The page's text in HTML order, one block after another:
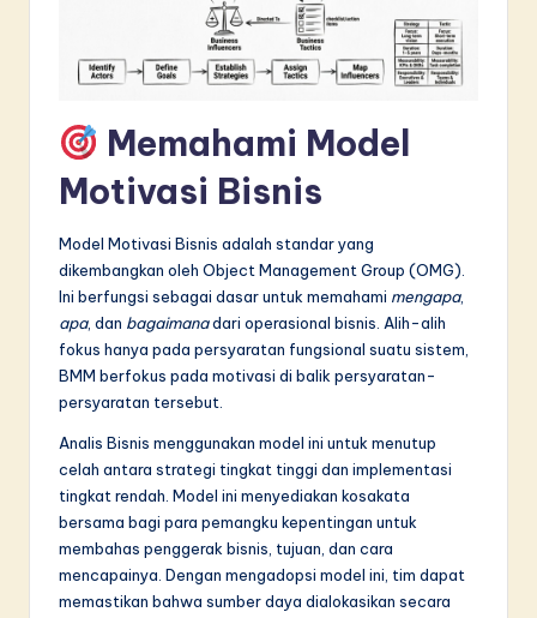
S
o
w
Memahami Model
Motivasi Bisnis
Model Motivasi Bisnis adalah standar yang
dikembangkan oleh Object Management Group (OMG).
Ini berfungsi sebagai dasar untuk memahami mengapa,
apa, dan bagaimanadari operasional bisnis. Alih-alih
fokus hanya pada persyaratan fungsional suatu sistem,
BMM berfokus pada motivasi di balik persyaratan-
persyaratan tersebut.
Analis Bisnis menggunakan model ini untuk menutup
celah antara strategi tingkat tinggi dan implementasi
tingkat rendah. Model ini menyediakan kosakata
bersama bagi para pemangku kepentingan untuk
membahas penggerak bisnis, tujuan, dan cara
mencapainya. Dengan mengadopsi model ini, tim dapat
memastikan bahwa sumber daya dialokasikan secara